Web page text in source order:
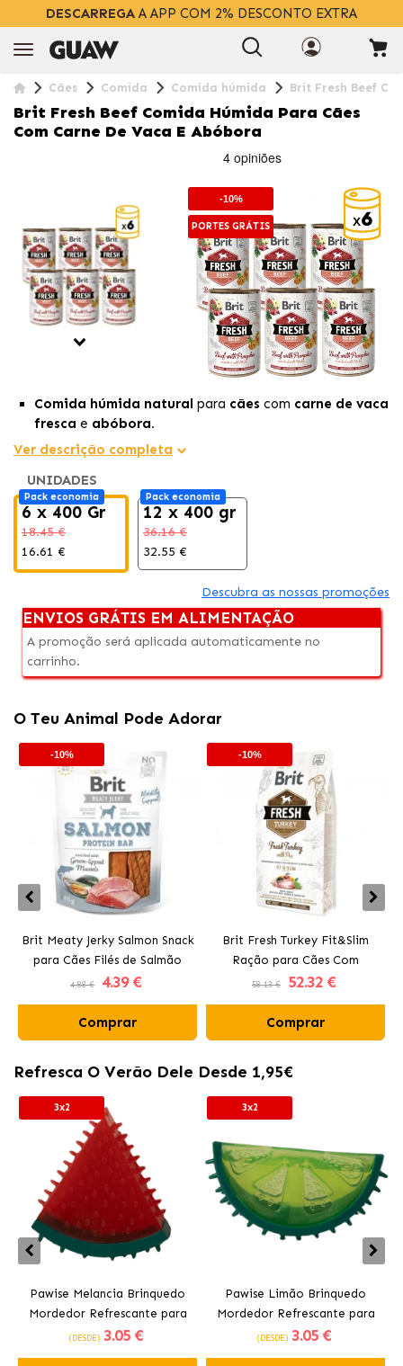
DESCARREGAA APP COM 2% DESCONTO EXTRA
Cães Comida Comida húmida Brit Fresh Beef
Brit Fresh Beef Comida Húmida Para Cães
Com Carne De Vaca E Abóbora
-10%
PORTES GRÁTIS
Comida húmida natural para cães com carne de vaca
fresca e abóbora.
Fórmula rica em fibras e proteínas, ideal para uma
digestão saudável.
Sem conservantes nem aditivos artificiais
para umadieta equilibrada.
Ver descrição completa
UNIDADES
Pack economia
6 x 400 Gr
18.45 €
16.61 €
Pack economia
12 x 400 gr
36.16 €
32.55 €
Descubra as nossas promoções
ENVIOS GRÁTIS EM ALIMENTAÇÃO
A promoção será aplicada automaticamente no
carrinho.
O Teu Animal Pode Adorar
-10%
Brit Meaty Jerky Salmon Snack
para Cães Filés de Salmão
4.88 € 4.39 €
Comprar
-10%
Brit Fresh Turkey Fit&Slim
Ração para Cães Com
Sobpeso com Peru
58.13 € 52.32 €
Comprar
Refresca O Verão Dele Desde 1,95€
3x2
Pawise Melancia Brinquedo
Mordedor Refrescante para
Cães 10 cm
(DESDE) 3.05 €
3x2
Pawise Limão Brinquedo
Mordedor Refrescante para
Cães 12 cm
(DESDE) 3.05 €